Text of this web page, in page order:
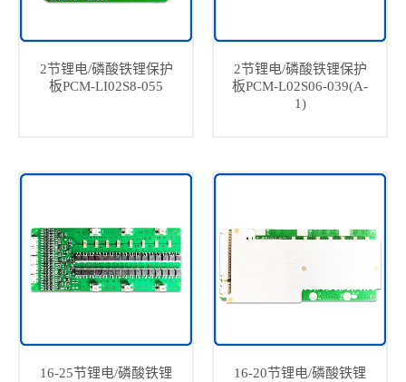
2节锂电/磷酸铁锂保护
板PCM-LI02S8-055
2节锂电/磷酸铁锂保护
板PCM-L02S06-039(A-
1)
16-25节锂电/磷酸铁锂
16-20节锂电/磷酸铁锂